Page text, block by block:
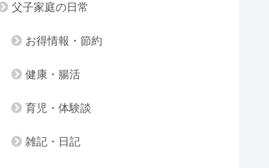
父子家庭の日常
お得情報・節約
健康・腸活
育児・体験談
雑記・日記